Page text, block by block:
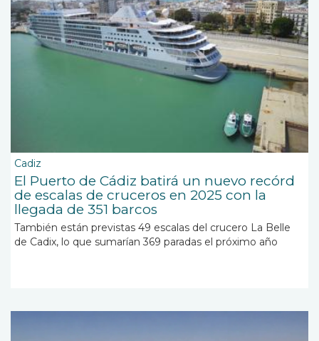
Cadiz
El Puerto de Cádiz batirá un nuevo recórd
de escalas de cruceros en 2025 con la
llegada de 351 barcos
También están previstas 49 escalas del crucero La Belle
de Cadix, lo que sumarían 369 paradas el próximo año